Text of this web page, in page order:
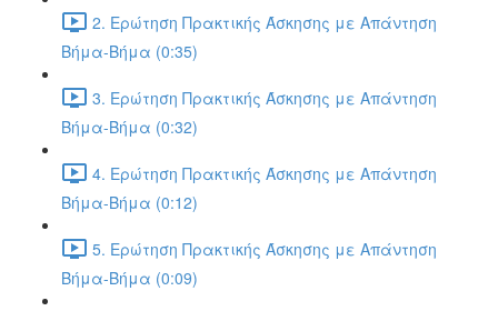
2. Ερώτηση Πρακτικής Άσκησης με Απάντηση
Βήμα-Βήμα (0:35)
3. Ερώτηση Πρακτικής Άσκησης με Απάντηση
Βήμα-Βήμα (0:32)
4. Ερώτηση Πρακτικής Άσκησης με Απάντηση
Βήμα-Βήμα (0:12)
5. Ερώτηση Πρακτικής Άσκησης με Απάντηση
Βήμα-Βήμα (0:09)